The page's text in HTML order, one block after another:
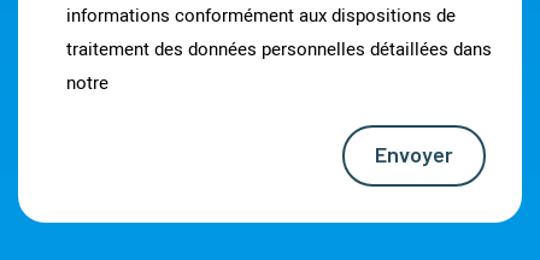
informations conformément aux dispositions de
traitement des données personnelles détaillées dans
notre
Envoyer